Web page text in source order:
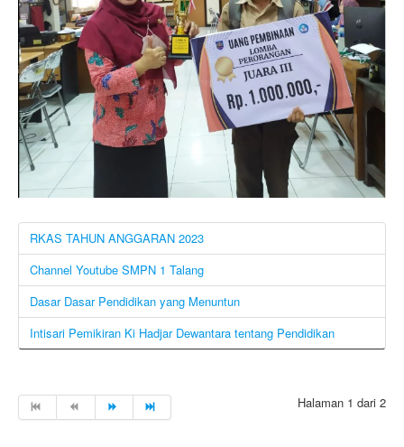
RKAS TAHUN ANGGARAN 2023
Channel Youtube SMPN 1 Talang
Dasar Dasar Pendidikan yang Menuntun
Intisari Pemikiran Ki Hadjar Dewantara tentang Pendidikan
Halaman 1 dari 2